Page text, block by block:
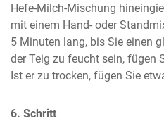
Hefe-Milch-Mischung
mit einem Hand- oder
5 Minuten lang, bis Sie einen
der Teig zu feucht sein, fügen
Ist er zu trocken, fügen Sie
6. Schritt